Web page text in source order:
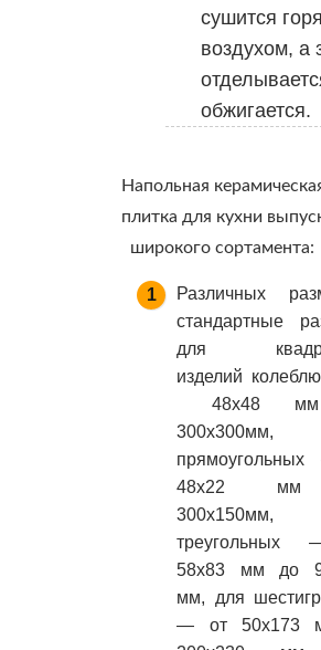
сушится
воздухом, а
обжигается.
Напольная
плитка для кухни
широкого сортамента:
Различных
стандартные
для
изделий
48х48
48х22
58х83 мм до
мм, для
— от 50х173